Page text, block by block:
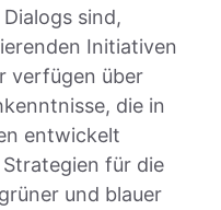
sind,
Initiativen
verfügen über
die in
entwickelt
für die
und blauer